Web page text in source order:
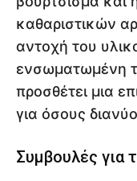
καθαριστικών
αντοχή του
ενσωματωμένη
προσθέτει μια
για όσους
Συμβουλές για